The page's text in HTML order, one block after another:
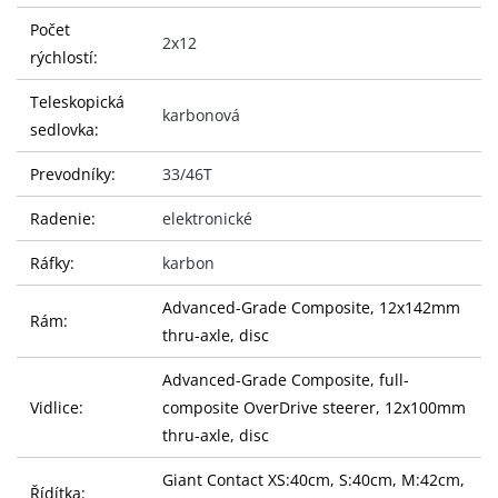
Počet
rýchlostí:
2x12
Teleskopická
sedlovka:
karbonová
Prevodníky: 33/46T
Radenie: elektronické
Ráfky: karbon
Rám:
Advanced-Grade Composite, 12x142mm
thru-axle, disc
Vidlice:
Advanced-Grade Composite, full-
composite OverDrive steerer, 12x100mm
thru-axle, disc
Řídítka:
Giant Contact XS:40cm, S:40cm, M:42cm,